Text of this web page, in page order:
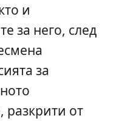
и
за него, след
за
разкрити от